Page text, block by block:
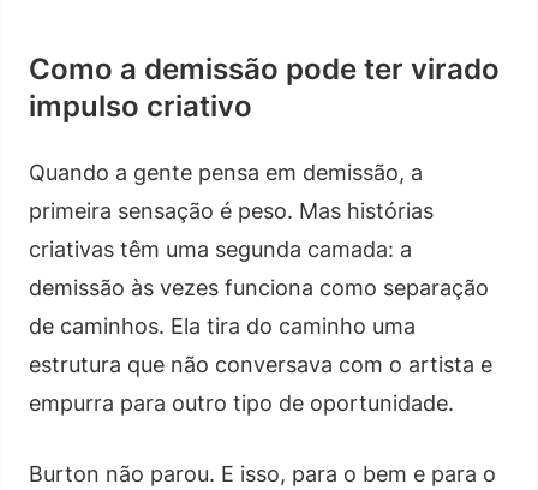
Como a demissão pode ter virado
impulso criativo
Quando a gente pensa em demissão, a
primeira sensação é peso. Mas histórias
criativas têm uma segunda camada: a
demissão às vezes funciona como separação
de caminhos. Ela tira do caminho uma
estrutura que não conversava com o artista e
empurra para outro tipo de oportunidade.
Burton não parou. E isso, para o bem e para o